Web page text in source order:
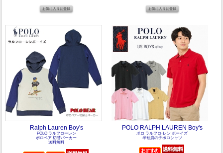
Ralph Lauren Boy's
POLO ラルフローレン
ポロベア 切替パーカー
送料無料
POLO RALPH LAUREN Boy's
ポロ ラルフロ-レン ボーイズ
半袖鹿の子ポロシャツ